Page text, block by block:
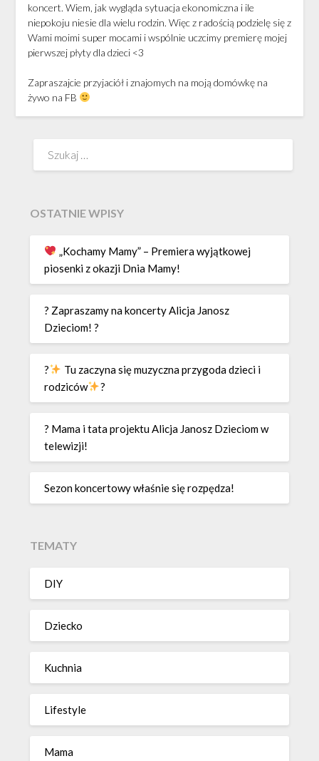
koncert. Wiem, jak wygląda sytuacja ekonomiczna i ile
niepokoju niesie dla wielu rodzin. Więc z radością podzielę się z
Wami moimi super mocami i wspólnie uczcimy premierę mojej
pierwszej płyty dla dzieci <3
Zapraszajcie przyjaciół i znajomych na moją domówkę na
żywo na FB
OSTATNIE WPISY
„Kochamy Mamy” – Premiera wyjątkowej
piosenki z okazji Dnia Mamy!
? Zapraszamy na koncerty Alicja Janosz
Dzieciom! ?
?
Tu zaczyna się muzyczna przygoda dzieci i
rodziców
?
? Mama i tata projektu Alicja Janosz Dzieciom w
telewizji!
Sezon koncertowy właśnie się rozpędza!
TEMATY
DIY
Dziecko
Kuchnia
Lifestyle
Mama